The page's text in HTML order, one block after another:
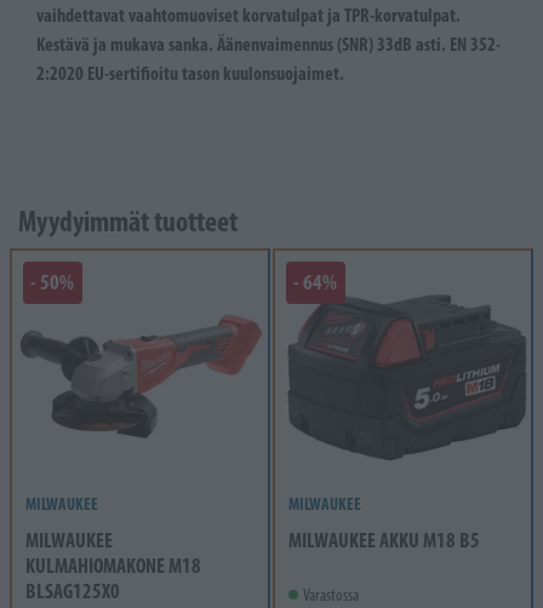
vaihdettavat vaahtomuoviset korvatulpat ja TPR-korvatulpat.
Kestävä ja mukava sanka. Äänenvaimennus (SNR) 33dB asti. EN 352-
2:2020 EU-sertifioitu tason kuulonsuojaimet.
Myydyimmät tuotteet
- 50%
MILWAUKEE
MILWAUKEE
KULMAHIOMAKONE M18
BLSAG125X0
- 64%
MILWAUKEE
MILWAUKEE AKKU M18 B5
Varastossa